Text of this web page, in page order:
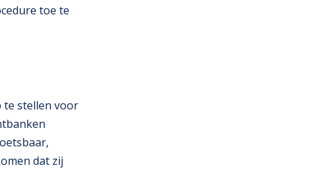
toe te
te stellen voor
dat zij